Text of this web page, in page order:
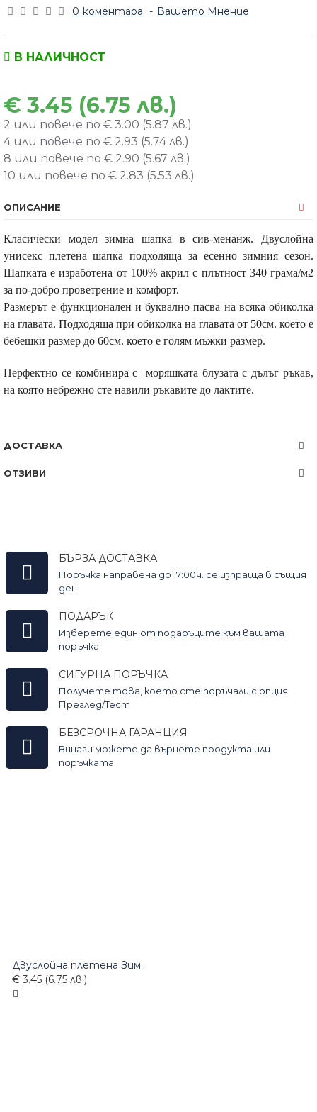
0 коментара. - Вашето Мнение
€ 3.45 (6.75 лв.)
2 или повече по € 3.00 (5.87 лв.)
4 или повече по € 2.93 (5.74 лв.)
8 или повече по € 2.90 (5.67 лв.)
10 или повече по € 2.83 (5.53 лв.)
В НАЛИЧНОСТ
ОПИСАНИЕ
Класически модел зимна шапка в сив-менанж. Двуслойна
унисекс плетена шапка подходяща за есенно зимния сезон.
Шапката е изработена от 100% акрил с плътност 340 грама/м2
за по-добро проветрение и комфорт.
Размерът е функционален и буквално пасва на всяка обиколка
на главата. Подходяща при обиколка на главата от 50см. което е
бебешки размер до 60см. което е голям мъжки размер.
Перфектно се комбинира с моряшката блузата с дълъг ръкав,
на която небрежно сте навили ръкавите до лактите.
ДОСТАВКА
ОТЗИВИ
БЪРЗА ДОСТАВКА
Поръчка направена до 17:00ч. се изпраща в същия
ден
ПОДАРЪК
Изберете един от подаръците към вашата
поръчка
СИГУРНА ПОРЪЧКА
Получете това, което сте поръчали с опция
Преглед/Тест
БЕЗСРОЧНА ГАРАНЦИЯ
Винаги можете да върнете продукта или
поръчката
Двуслойна плетена Зимна Шапка сив-меланж
€ 3.45 (6.75 лв.)